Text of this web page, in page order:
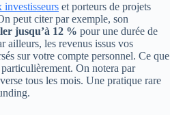
et porteurs de projets
peut citer par exemple, son
jusqu’à 12 % pour une durée de
ailleurs, les revenus issus vos
sur votre compte personnel. Ce que
On notera par
tous les mois. Une pratique rare